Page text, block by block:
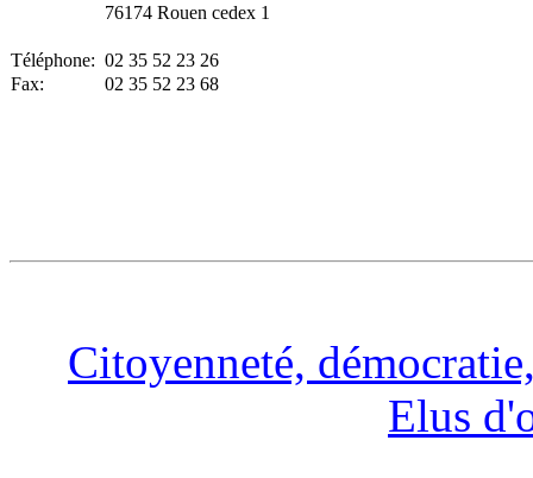
76174 Rouen cedex 1
Téléphone: 02 35 52 23 26
Fax:
02 35 52 23 68
Citoyenneté,
Elus